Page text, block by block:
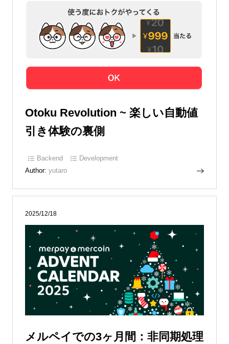
Otoku Revolution ~ 楽しい自動値
引き体験の裏側
Backend
Development
Author: yutaro
2025/12/18
メルペイでの3ヶ月間：非同期処理